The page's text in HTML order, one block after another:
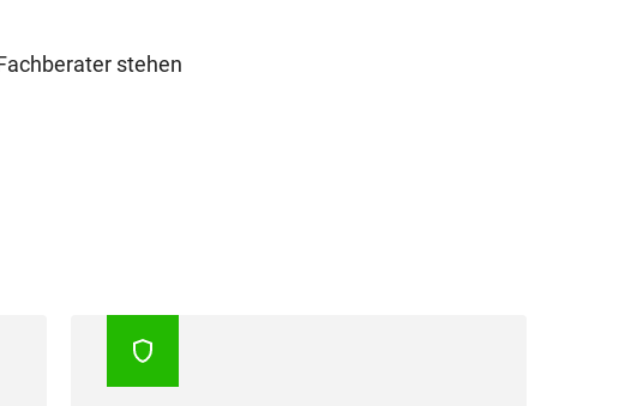
stehen